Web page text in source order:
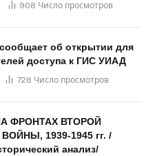
908 Число просмотров
об открытии для
доступа к ГИС УИАД
728 Число просмотров
ФРОНТАХ ВТОРОЙ
1939-1945 гг. /
анализ/